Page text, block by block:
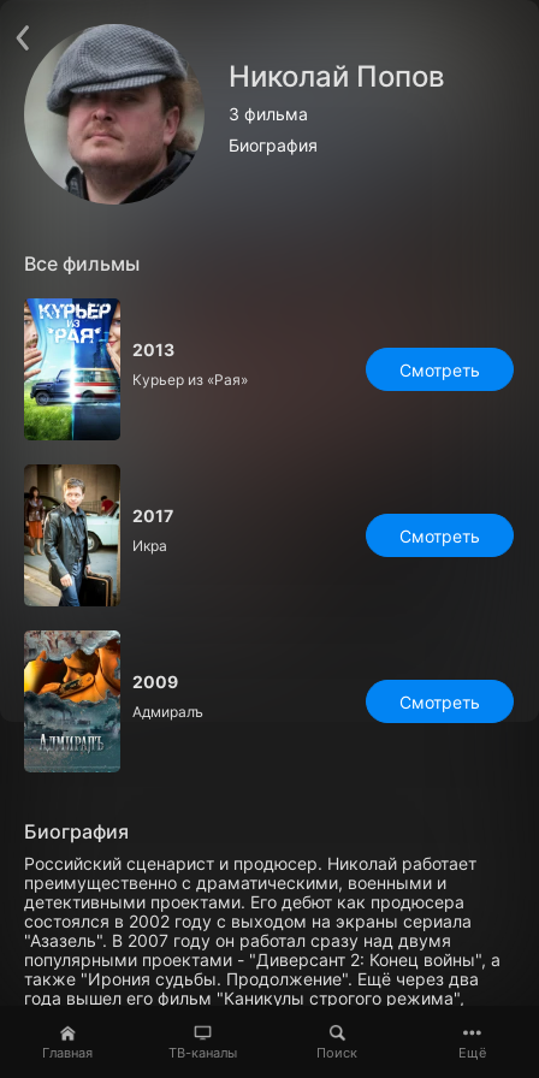
Главная ТВ-каналы Поиск Ещё
Николай Попов
3 фильма
Биография
Все фильмы
2013
Курьер из «Рая» Смотреть
2017
Икра Смотреть
2009
Адмиралъ Смотреть
Биография
Российский сценарист и продюсер. Николай работает
преимущественно с драматическими, военными и
детективными проектами. Его дебют как продюсера
состоялся в 2002 году с выходом на экраны сериала
"Азазель". В 2007 году он работал сразу над двумя
популярными проектами - "Диверсант 2: Конец войны", а
также "Ирония судьбы. Продолжение". Ещё через два
года вышел его фильм "Каникулы строгого режима",
российская комедия" в 2010 году. Параллельно Попов
продюсировал ещё два сериала - "АдмиралЪ" и
О сервисе
Пользовательское соглашение
Политика конфиденциальности
Открыть приложение
Установить на ТВ
Бесплатные каналы